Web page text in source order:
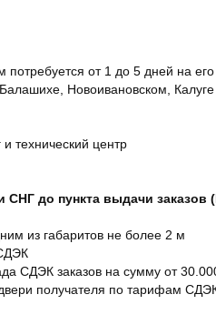
потребуется от 1 до 5 дней на его
Новоивановском,
технический центр
до пункта выдачи
из габаритов не более 2 м
СДЭК заказов на сумму от
получателя по тарифам